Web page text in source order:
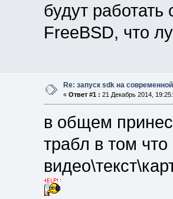
будут
FreeBSD, что
Re: запуск sdk на
« Ответ #1 : 21 Декабрь 2014,
в общем
трабл в том